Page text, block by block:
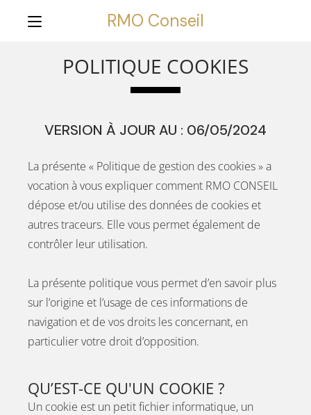
RMO Conseil
POLITIQUE COOKIES
VERSION À JOUR AU : 06/05/2024
La présente « Politique de gestion des cookies » a
vocation à vous expliquer comment RMO CONSEIL
dépose et/ou utilise des données de cookies et
autres traceurs. Elle vous permet également de
contrôler leur utilisation.
La présente politique vous permet d’en savoir plus
sur l’origine et l’usage de ces informations de
navigation et de vos droits les concernant, en
particulier votre droit d’opposition.
QU’EST-CE QU'UN COOKIE ?
Un cookie est un petit fichier informatique, un